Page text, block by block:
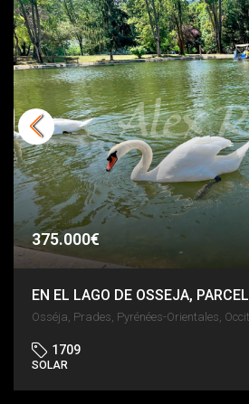
375.000€
1709
SOLAR